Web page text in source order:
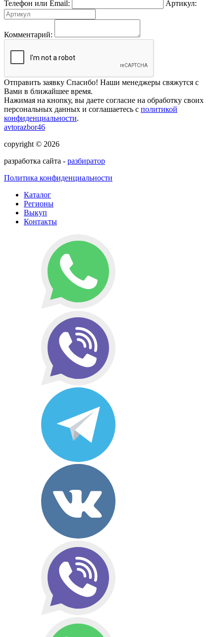
Телефон или Email:
Артикул:
Комментарий:
Отправить заявку Спасибо! Наши менеджеры свяжутся с
Вами в ближайшее время.
Нажимая на кнопку, вы даете согласие на обработку своих
персональных данных и соглашаетесь с политикой
конфиденциальности.
avtorazbor46
copyright © 2026
разработка сайта - разбиратор
Политика конфиденциальности
Каталог
Регионы
Выкуп
Контакты